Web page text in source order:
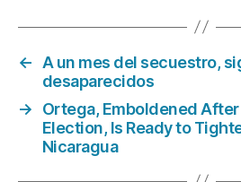
c
b
o
o
k
itt at
s
A
p
p
← A un mes del secuestro,
desaparecidos
→
Ortega, Emboldened
Election, Is Ready to
Nicaragua